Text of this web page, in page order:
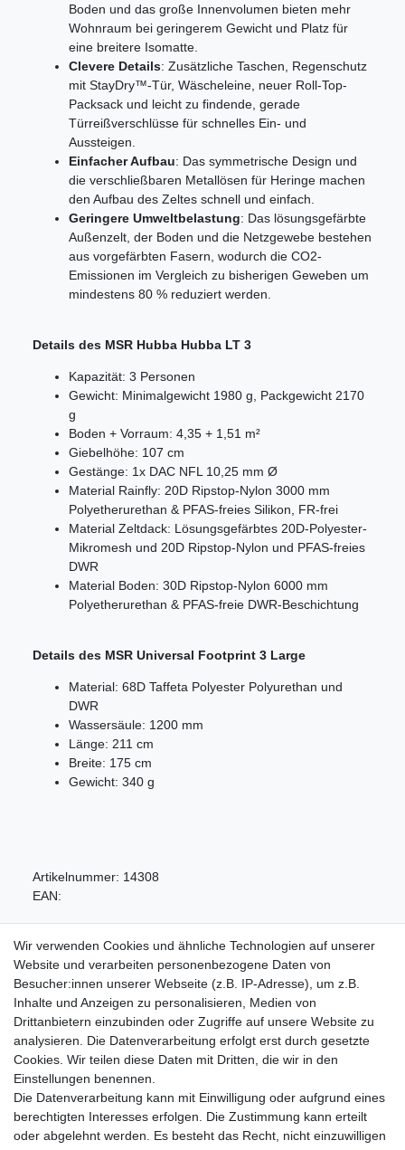
Boden und das große Innenvolumen bieten mehr
Wohnraum bei geringerem Gewicht und Platz für
eine breitere Isomatte.
Clevere Details: Zusätzliche Taschen, Regenschutz
mit StayDry™-Tür, Wäscheleine, neuer Roll-Top-
Packsack und leicht zu findende, gerade
Türreißverschlüsse für schnelles Ein- und
Aussteigen.
Einfacher Aufbau: Das symmetrische Design und
die verschließbaren Metallösen für Heringe machen
den Aufbau des Zeltes schnell und einfach.
Geringere Umweltbelastung: Das lösungsgefärbte
Außenzelt, der Boden und die Netzgewebe bestehen
aus vorgefärbten Fasern, wodurch die CO2-
Emissionen im Vergleich zu bisherigen Geweben um
mindestens 80 % reduziert werden.
Details des MSR Hubba Hubba LT 3
Kapazität: 3 Personen
Gewicht: Minimalgewicht 1980 g, Packgewicht 2170
g
Boden + Vorraum: 4,35 + 1,51 m²
Giebelhöhe: 107 cm
Gestänge: 1x DAC NFL 10,25 mm Ø
Material Rainfly: 20D Ripstop-Nylon 3000 mm
Polyetherurethan & PFAS-freies Silikon, FR-frei
Material Zeltdack: Lösungsgefärbtes 20D-Polyester-
Mikromesh und 20D Ripstop-Nylon und PFAS-freies
DWR
Material Boden: 30D Ripstop-Nylon 6000 mm
Polyetherurethan & PFAS-freie DWR-Beschichtung
Details des MSR Universal Footprint 3 Large
Material: 68D Taffeta Polyester Polyurethan und
DWR
Wassersäule: 1200 mm
Länge: 211 cm
Breite: 175 cm
Gewicht: 340 g
Artikelnummer: 14308
EAN:
Wir verwenden Cookies und ähnliche Technologien auf unserer
Website und verarbeiten personenbezogene Daten von
Besucher:innen unserer Webseite (z.B. IP-Adresse), um z.B.
Inhalte und Anzeigen zu personalisieren, Medien von
Drittanbietern einzubinden oder Zugriffe auf unsere Website zu
analysieren. Die Datenverarbeitung erfolgt erst durch gesetzte
Cookies. Wir teilen diese Daten mit Dritten, die wir in den
Einstellungen benennen.
Die Datenverarbeitung kann mit Einwilligung oder aufgrund eines
berechtigten Interesses erfolgen. Die Zustimmung kann erteilt
oder abgelehnt werden. Es besteht das Recht, nicht einzuwilligen
Service
Zahlungarten
Versandkosten
Batterierücknahmeverordnung
Kostenloser Newsletter
E-MAIL **
Newsletter